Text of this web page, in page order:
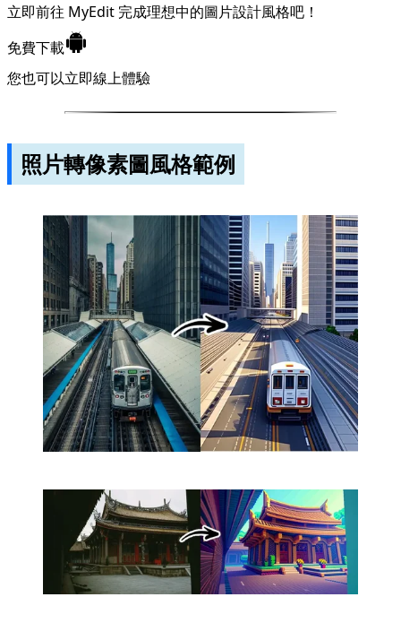
立即前往 MyEdit 完成理想中的圖片設計風格吧！
免費下載
您也可以立即線上體驗
照片轉像素圖風格範例